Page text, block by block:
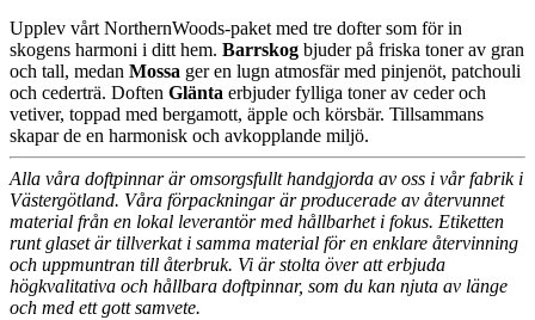
Upplev vårt NorthernWoods-paket med tre dofter som för in
skogens harmoni i ditt hem. Barrskog bjuder på friska toner av gran
och tall, medan Mossa ger en lugn atmosfär med pinjenöt, patchouli
och cederträ. Doften Glänta erbjuder fylliga toner av ceder och
vetiver, toppad med bergamott, äpple och körsbär. Tillsammans
skapar de en harmonisk och avkopplande miljö.
Alla våra doftpinnar är omsorgsfullt handgjorda av oss i vår fabrik i
Västergötland. Våra förpackningar är producerade av återvunnet
material från en lokal leverantör med hållbarhet i fokus. Etiketten
runt glaset är tillverkat i samma material för en enklare återvinning
och uppmuntran till återbruk. Vi är stolta över att erbjuda
högkvalitativa och hållbara doftpinnar, som du kan njuta av länge
och med ett gott samvete.